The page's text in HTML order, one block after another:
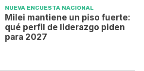
NUEVA ENCUESTA NACIONAL
Milei mantiene un piso fuerte:
qué perfil de liderazgo piden
para 2027